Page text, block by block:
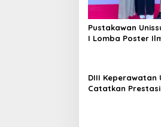
Pustakawan
I Lomba Poster
DIII Keperawatan
Catatkan Prestasi